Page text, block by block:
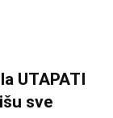
UTAPATI
sve